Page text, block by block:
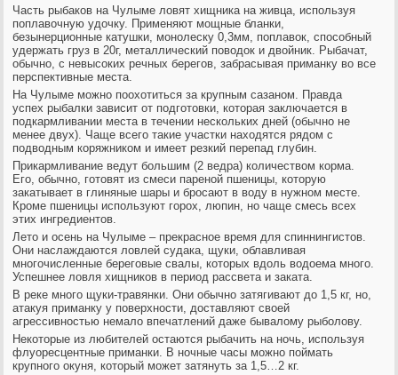
Часть рыбаков на Чулыме ловят хищника на живца, используя
поплавочную удочку. Применяют мощные бланки,
безынерционные катушки, монолеску 0,3мм, поплавок, способный
удержать груз в 20г, металлический поводок и двойник. Рыбачат,
обычно, с невысоких речных берегов, забрасывая приманку во все
перспективные места.
На Чулыме можно поохотиться за крупным сазаном. Правда
успех рыбалки зависит от подготовки, которая заключается в
подкармливании места в течении нескольких дней (обычно не
менее двух). Чаще всего такие участки находятся рядом с
подводным коряжником и имеет резкий перепад глубин.
Прикармливание ведут большим (2 ведра) количеством корма.
Его, обычно, готовят из смеси пареной пшеницы, которую
закатывает в глиняные шары и бросают в воду в нужном месте.
Кроме пшеницы используют горох, люпин, но чаще смесь всех
этих ингредиентов.
Лето и осень на Чулыме – прекрасное время для спиннингистов.
Они наслаждаются ловлей судака, щуки, облавливая
многочисленные береговые свалы, которых вдоль водоема много.
Успешнее ловля хищников в период рассвета и заката.
В реке много щуки-травянки. Они обычно затягивают до 1,5 кг, но,
атакуя приманку у поверхности, доставляют своей
агрессивностью немало впечатлений даже бывалому рыболову.
Некоторые из любителей остаются рыбачить на ночь, используя
флуоресцентные приманки. В ночные часы можно поймать
крупного окуня, который может затянуть за 1,5…2 кг.